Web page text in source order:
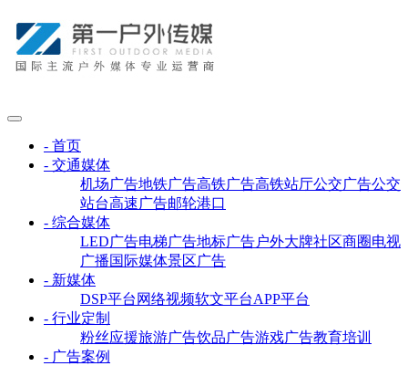
- 首页
- 交通媒体
机场广告地铁广告高铁广告高铁站厅公交广告公交
站台高速广告邮轮港口
- 综合媒体
LED广告电梯广告地标广告户外大牌社区商圈电视
广播国际媒体景区广告
- 新媒体
DSP平台 网络视频软文平台APP平台
- 行业定制
粉丝应援旅游广告饮品广告游戏广告教育培训
- 广告案例